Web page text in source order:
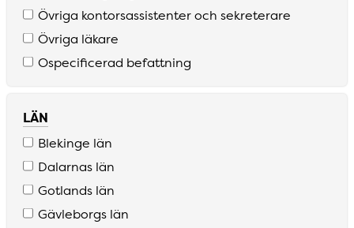
Övriga kontorsassistenter och sekreterare
Övriga läkare
Ospecificerad befattning
LÄN
Blekinge län
Dalarnas län
Gotlands län
Gävleborgs län